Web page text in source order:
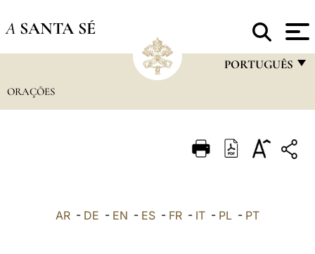
A SANTA SÉ
PORTUGUÊS
ITALIANO
ORAÇÕES
AR - DE - EN - ES - FR - IT - PL - PT